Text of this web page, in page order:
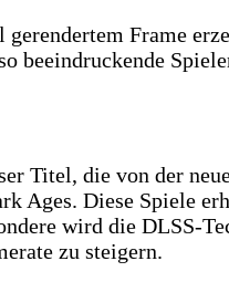
Frame
Titel, die von der
Ages. Diese Spiele
wird die DLSS-
zu steigern.